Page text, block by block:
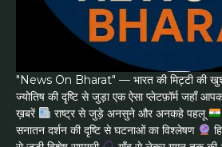
"News On Bharat" — भारत की मिट्टी की
ज्योतिष की दृष्टि से जुड़ा एक ऐसा प्लेटफ़ॉर्म जहाँ
ख़बरें
राष्ट्र से जुड़े अनसुने और अनकहे पहलू
सनातन दर्शन की दृष्टि से घटनाओं का विश्लेषण